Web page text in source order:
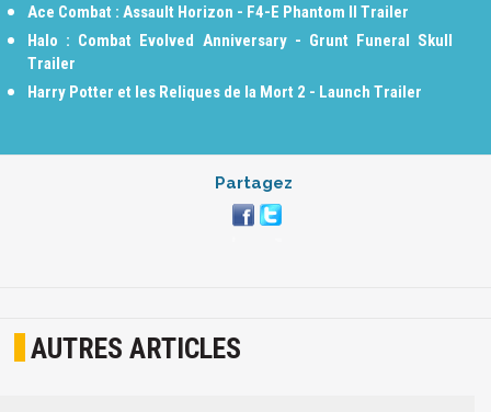
Ace Combat : Assault Horizon - F4-E Phantom II Trailer
Halo : Combat Evolved Anniversary - Grunt Funeral Skull
Trailer
Harry Potter et les Reliques de la Mort 2 - Launch Trailer
Partagez
AUTRES ARTICLES